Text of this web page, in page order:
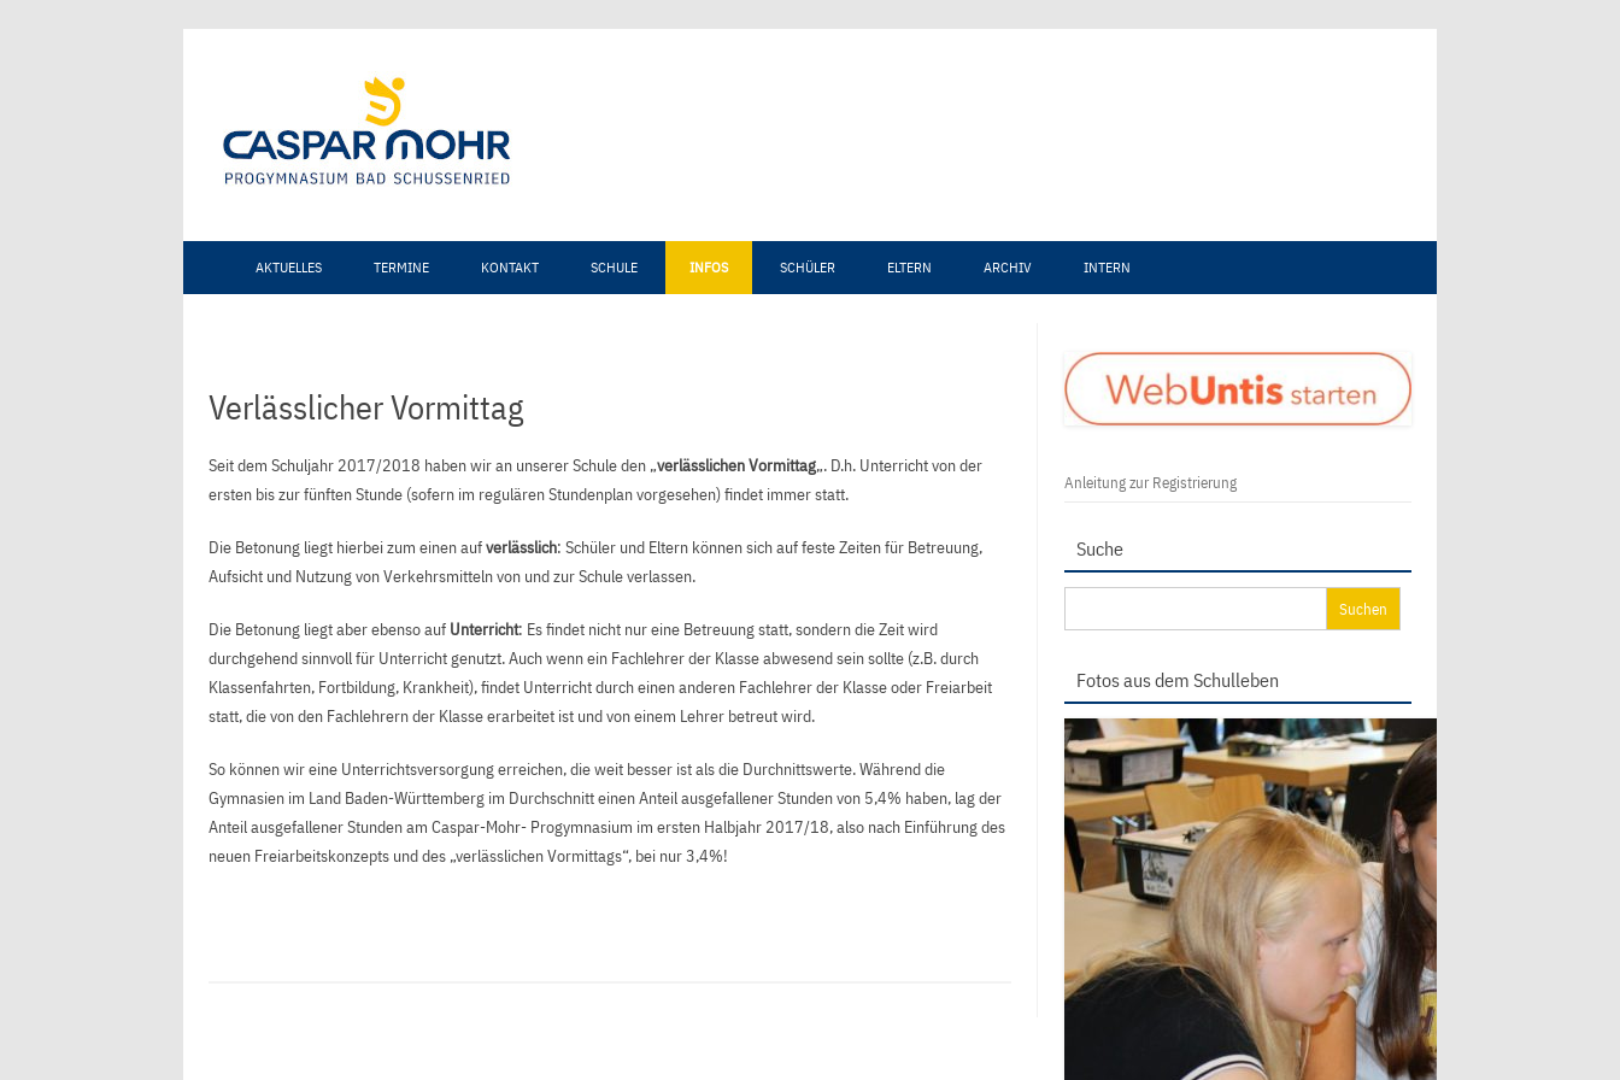
AKTUELLES TERMINE KONTAKT SCHULE INFOS SCHÜLER ELTERN ARCHIV INTERN
Verlässlicher Vormittag
Seit dem Schuljahr 2017/2018 haben wir an unserer Schule den „verlässlichen Vormittag„. D.h. Unterricht von der
ersten bis zur fünften Stunde (sofern im regulären Stundenplan vorgesehen) findet immer statt.
Die Betonung liegt hierbei zum einen aufverlässlich: Schüler und Eltern können sich auf feste Zeiten für Betreuung,
Aufsicht und Nutzung von Verkehrsmitteln von und zur Schule verlassen.
Die Betonung liegt aber ebenso auf Unterricht: Es findet nicht nur eine Betreuung statt, sondern die Zeit wird
durchgehend sinnvoll für Unterricht genutzt. Auch wenn ein Fachlehrer der Klasse abwesend sein sollte (z.B. durch
Klassenfahrten, Fortbildung, Krankheit), findet Unterricht durch einen anderen Fachlehrer der Klasse oder Freiarbeit
statt, die von den Fachlehrern der Klasse erarbeitet ist und von einem Lehrer betreut wird.
So können wir eine Unterrichtsversorgung erreichen, die weit besser ist als die Durchnittswerte. Während die
Gymnasien im Land Baden-Württemberg im Durchschnitt einen Anteil ausgefallener Stunden von 5,4% haben, lag der
Anteil ausgefallener Stunden am Caspar-Mohr- Progymnasium im ersten Halbjahr 2017/18, also nach Einführung des
neuen Freiarbeitskonzepts und des „verlässlichen Vormittags“, bei nur 3,4%!
Anleitung zur Registrierung
Suche
nach:
Fotos aus dem Schulleben